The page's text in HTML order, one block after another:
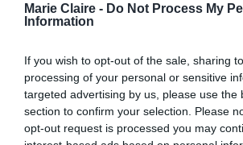
Marie Claire - Do Not Process My
Information
If you wish to opt-out of the sale, sharing
processing of your personal or sensitive
targeted advertising by us, please use the
section to confirm your selection. Please
opt-out request is processed you may
εβδομάδες, μας καθαρίζουν το
σεντόνια. Δεν ανησυχώ για το
χρησιμοποιήσω ή αν θα ανάψω
Προτιμάμε, αντί να δίνουμε